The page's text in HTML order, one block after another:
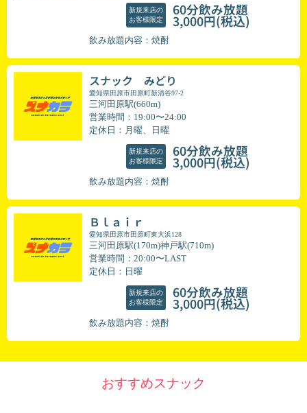
新規来店の
お客様限定
60分飲み放題
3,000円(税込)
飲み放題内容：焼酎
スナック みどり
愛知県田原市田原町新清谷97-2
三河田原駅(660m)
営業時間：19:00〜24:00
定休日：月曜、日曜
新規来店の
お客様限定
60分飲み放題
3,000円(税込)
飲み放題内容：焼酎
Ｂｌａｉｒ
愛知県田原市田原町東大浜128
三河田原駅(170m)神戸駅(710m)
営業時間：20:00〜LAST
定休日：日曜
新規来店の
お客様限定
60分飲み放題
3,000円(税込)
飲み放題内容：焼酎
おすすめスナック